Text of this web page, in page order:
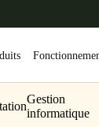
Gestion
informatique